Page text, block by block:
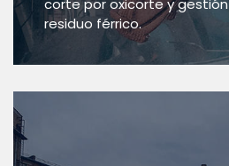
corte por oxicorte y
residuo férrico.